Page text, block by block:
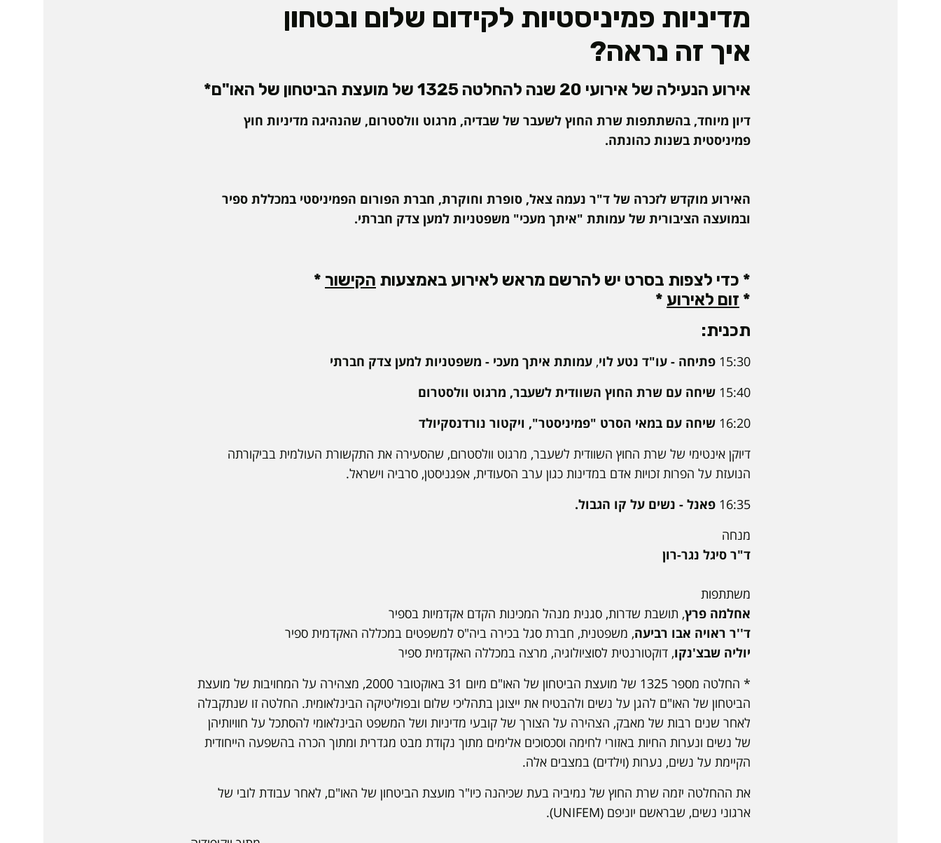
מדיניות פמיניסטיות לקידום שלום ובטחון
איך זה נראה?
אירוע הנעילה של אירועי 20 שנה להחלטה 1325 של מועצת הביטחון של האו"ם*
דיון מיוחד, בהשתתפות שרת החוץ לשעבר של שבדיה, מרגוט וולסטרום, שהנהיגה מדיניות חוץ
פמיניסטית בשנות כהונתה.
האירוע מוקדש לזכרה של ד"ר נעמה צאל, סופרת וחוקרת, חברת הפורום הפמיניסטי במכללת ספיר
ובמועצה הציבורית של עמותת "איתך מעכי" משפטניות למען צדק חברתי.
* כדי לצפות בסרט יש להרשם מראש לאירוע באמצעות הקישור *
* זום לאירוע *
תכנית:
15:30 פתיחה - עו"ד נטע לוי, עמותת איתך מעכי - משפטניות למען צדק חברתי
15:40 שיחה עם שרת החוץ השוודית לשעבר, מרגוט וולסטרום
16:20 שיחה עם במאי הסרט "פמיניסטר", ויקטור נורדנסקיולד
דיוקן אינטימי של שרת החוץ השוודית לשעבר, מרגוט וולסטרום, שהסעירה את התקשורת העולמית בביקורתה
הנועזת על הפרות זכויות אדם במדינות כגון ערב הסעודית, אפגניסטן, סרביה וישראל.
16:35 פאנל - נשים על קו הגבול.
מנחה
ד"ר סיגל נגר-רון
משתתפות
אחלמה פרץ, תושבת שדרות, סגנית מנהל המכינות הקדם אקדמיות בספיר
ד''ר ראויה אבו רביעה, משפטנית, חברת סגל בכירה ביה"ס למשפטים במכללה האקדמית ספיר
יוליה שבצ'נקו, דוקטורנטית לסוציולוגיה, מרצה במכללה האקדמית ספיר
* החלטה מספר 1325 של מועצת הביטחון של האו"ם מיום 31 באוקטובר 2000, מצהירה על המחויבות של מועצת
הביטחון של האו"ם להגן על נשים ולהבטיח את ייצוגן בתהליכי שלום ובפוליטיקה הבינלאומית. החלטה זו שנתקבלה
לאחר שנים רבות של מאבק, הצהירה על הצורך של קובעי מדיניות ושל המשפט הבינלאומי להסתכל על חוויותיהן
של נשים ונערות החיות באזורי לחימה וסכסוכים אלימים מתוך נקודת מבט מגדרית ומתוך הכרה בהשפעה הייחודית
הקיימת על נשים, נערות (וילדים) במצבים אלה.
את ההחלטה יזמה שרת החוץ של נמיביה בעת שכיהנה כיו"ר מועצת הביטחון של האו"ם, לאחר עבודת לובי של
ארגוני נשים, שבראשם יוניפם (UNIFEM).